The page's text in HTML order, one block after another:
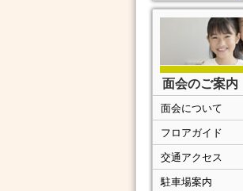
面会のご案内
面会について
フロアガイド
交通アクセス
駐車場案内